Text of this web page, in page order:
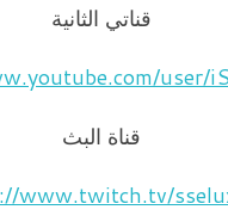
قناتي الثانية
user/
قناة البث
www.twitch.tv/